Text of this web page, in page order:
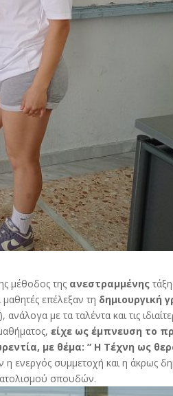
μέθοδος της ανεστραμμένης
επέλεξαν τη δημιουργική
με τα ταλέντα και τις
είχε ως έμπνευση το
με θέμα: ” Η Τέχνη ως
η ενεργός συμμετοχή και η άκρως
σπουδών.